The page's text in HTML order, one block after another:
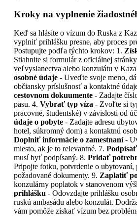
Kroky na vyplnenie
Keď sa hlásíte o vízum do Ruska z
vyplniť prihlášku presne, aby proces
Postupujte podľa týchto krokov: 1.
Stiahnite si formulár z oficiálnej
veľvyslanectva alebo konzulátu v
osobné údaje - Uveďte svoje meno,
občiansky príslušnosť a kontaktné
cestovnom dokuumente - Zadajte
pasu. 4. Vybrať typ víza - Zvoľte si
pracovné, študentské) v závislosti od
údaje o pobyte - Zadajte adresu
hotel, súkromný dom) a kontaktnú
Doplniť informácie o zamestnaní-
miesto, ak je to relevantné. 7.
musí byť podpísaný. 8. Pridať
Pripojte fotku, potvrdenie o ubytovaní,
požadované dokumenty. 9. Zaplatiť
konzulárny poplatok v stanovenom
prihlášku - Odovzdajte prihlášku
ruskú ambasádu alebo konzulát.
vám pomôže získať vízum bez